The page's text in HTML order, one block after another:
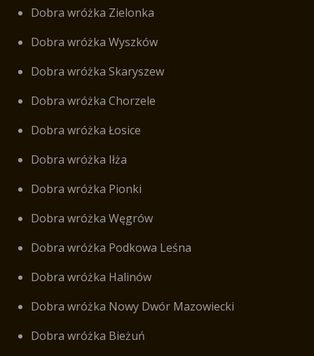
Dobra wróżka Zielonka
Dobra wróżka Wyszków
Dobra wróżka Skaryszew
Dobra wróżka Chorzele
Dobra wróżka Łosice
Dobra wróżka Iłża
Dobra wróżka Pionki
Dobra wróżka Węgrów
Dobra wróżka Podkowa Leśna
Dobra wróżka Halinów
Dobra wróżka Nowy Dwór Mazowiecki
Dobra wróżka Bieżuń